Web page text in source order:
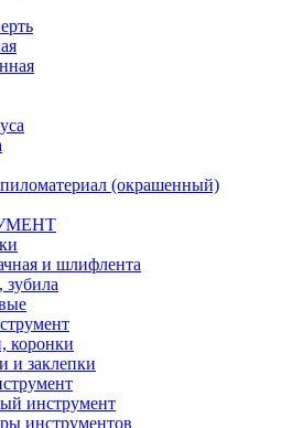
(окрашенный)
и шлифлента
зубила
коронки
и заклепки
инструмент
инструментов